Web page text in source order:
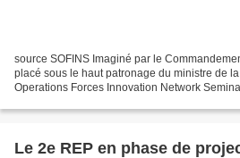
source SOFINS Imaginé par le
placé sous le haut patronage du ministre de
Operations Forces Innovation Network
Le 2e REP en phase de